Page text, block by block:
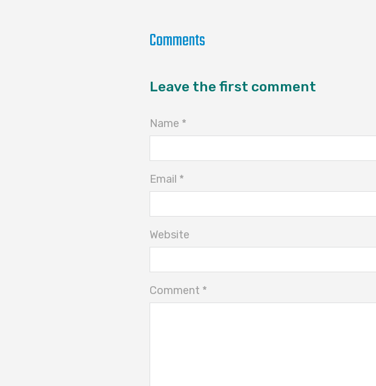
Comments
Leave the first comment
Name *
Email *
Website
Comment *